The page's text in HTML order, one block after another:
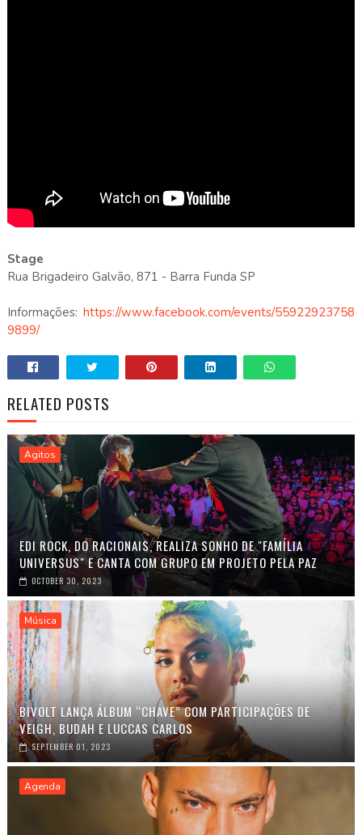
Stage
Rua Brigadeiro Galvão, 871 - Barra Funda SP
Informações:https://www.facebook.com/events/55922923758
9899/
RELATED POSTS
Agitos
EDI ROCK, DO RACIONAIS, REALIZA SONHO DE "FAMÍLIA
UNIVERSUS" E CANTA COM GRUPO EM PROJETO PELA PAZ
OCTOBER 30, 2023
Música
BIVOLT LANÇA ÁLBUM “CHAVE” COM PARTICIPAÇÕES DE
VEIGH, BUDAH E LUCCAS CARLOS
SEPTEMBER 01, 2023
Agenda